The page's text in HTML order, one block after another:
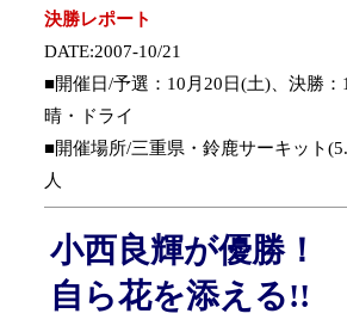
決勝レポート
DATE:2007-10/21
■開催日/予選：10月20日(土)、決
晴・ドライ
■開催場所/三重県・鈴鹿サーキット
人
小西良輝が優勝！
自ら花を添える!!